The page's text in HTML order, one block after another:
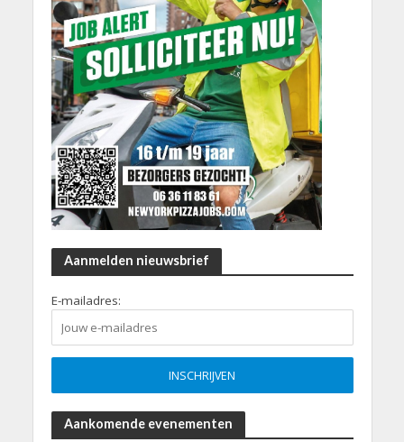
Aanmelden nieuwsbrief
E-mailadres:
Aankomende evenementen